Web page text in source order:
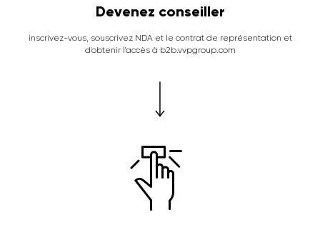
Devenez conseiller
inscrivez-vous, souscrivez NDA et le contrat de représentation et
d'obtenir l'accès à b2b.vvpgroup.com